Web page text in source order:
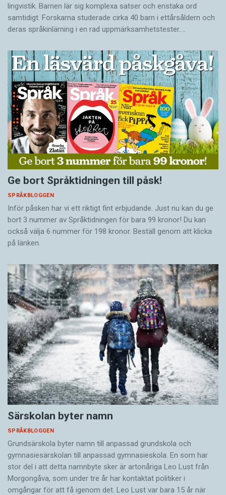
lingvistik. Barnen lär sig komplexa satser och enstaka ord
samtidigt. Forskarna studerade cirka 40 barn i ettårsåldern och
deras språkinlärning i en rad uppmärksamhetstester.…
Ge bort Språktidningen till påsk!
SPRÅKBLOGGEN
Inför påsken har vi ett riktigt fint erbjudande. Just nu kan du ge
bort 3 nummer av Språktidningen för bara 99 kronor! Du kan
också välja 6 nummer för 198 kronor. Beställ genom att klicka
på länken.
Särskolan byter namn
SPRÅKBLOGGEN
Grundsärskola byter namn till anpassad grundskola och
gymnasiesärskolan till anpassad gymnasieskola. En som har
stor del i att detta namnbyte sker är artonåriga Leo Lust från
Morgongåva, som under tre år har kontaktat politiker i
omgångar för att få igenom det. Leo Lust var bara 15 år när